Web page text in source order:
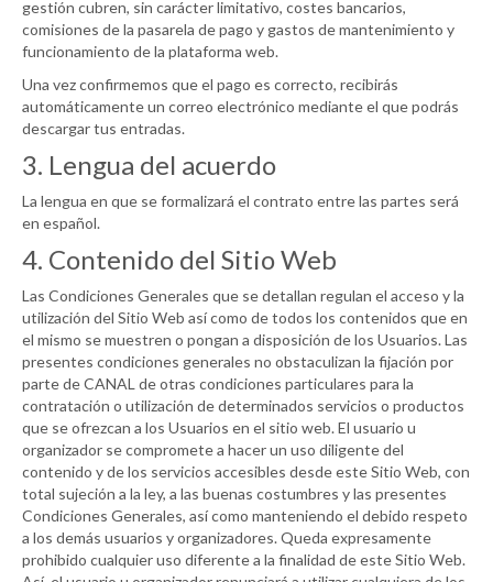
gestión cubren, sin carácter limitativo, costes bancarios,
comisiones de la pasarela de pago y gastos de mantenimiento y
funcionamiento de la plataforma web.
Una vez confirmemos que el pago es correcto, recibirás
automáticamente un correo electrónico mediante el que podrás
descargar tus entradas.
3. Lengua del acuerdo
La lengua en que se formalizará el contrato entre las partes será
en español.
4. Contenido del Sitio Web
Las Condiciones Generales que se detallan regulan el acceso y la
utilización del Sitio Web así como de todos los contenidos que en
el mismo se muestren o pongan a disposición de los Usuarios. Las
presentes condiciones generales no obstaculizan la fijación por
parte deCANAL de otras condiciones particulares para la
contratación o utilización de determinados servicios o productos
que se ofrezcan a los Usuarios en el sitio web. El usuario u
organizador se compromete a hacer un uso diligente del
contenido y de los servicios accesibles desde este Sitio Web, con
total sujeción a la ley, a las buenas costumbres y las presentes
Condiciones Generales, así como manteniendo el debido respeto
a los demás usuarios y organizadores. Queda expresamente
prohibido cualquier uso diferente a la finalidad de este Sitio Web.